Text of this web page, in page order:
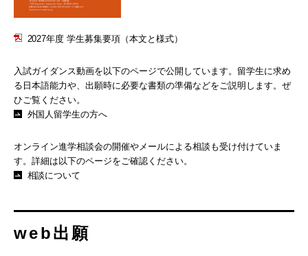
2027年度 学生募集要項（本文と様式）
入試ガイダンス動画を以下のページで公開しています。留学生に求め
る日本語能力や、出願時に必要な書類の準備などをご説明します。ぜ
ひご覧ください。
外国人留学生の方へ
オンライン進学相談会の開催やメールによる相談も受け付けていま
す。詳細は以下のページをご確認ください。
相談について
web出願